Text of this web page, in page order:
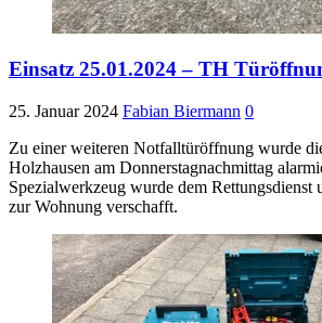
Einsatz 25.01.2024 – TH
25. Januar 2024 Fabian Biermann 0
Zu einer weiteren Notfalltüröffnung wurde
Holzhausen am Donnerstagnachmittag
Spezialwerkzeug wurde dem Rettungsdienst
zur Wohnung verschafft.